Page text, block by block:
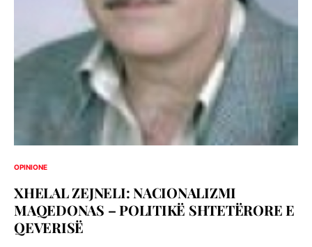
OPINIONE
XHELAL ZEJNELI: NACIONALIZMI
MAQEDONAS – POLITIKË SHTETËRORE E
QEVERISË